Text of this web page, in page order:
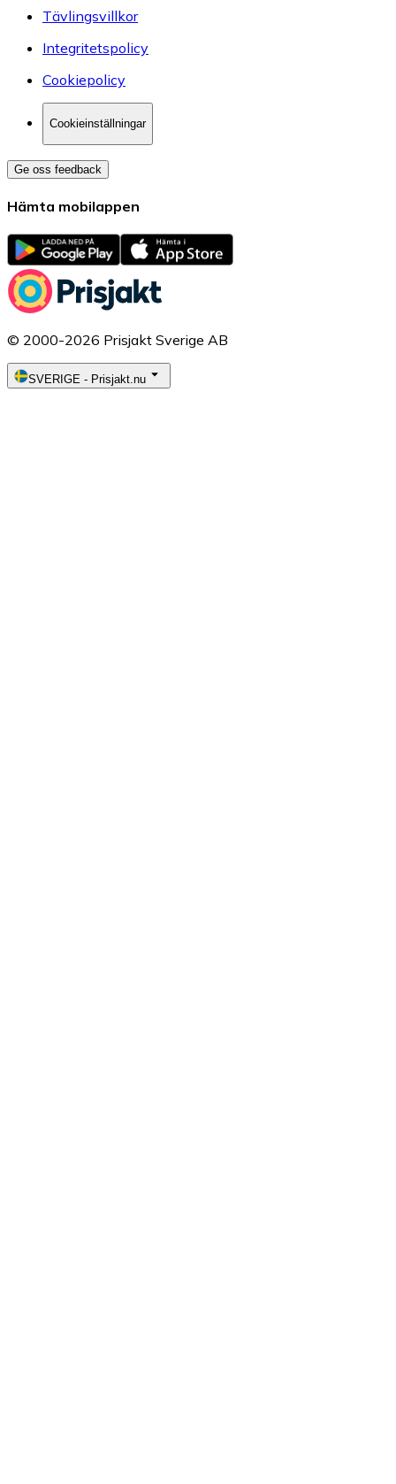
Tävlingsvillkor
Integritetspolicy
Cookiepolicy
Cookieinställningar
Ge oss feedback
Hämta mobilappen
© 2000-2026 Prisjakt Sverige AB
SVERIGE - Prisjakt.nu